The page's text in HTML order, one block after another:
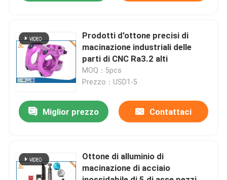
Contattaci
notizie
L'alluminio la pressofusione
Pezzi meccanici di CNC
Prodotti d'ottone precisi di
macinazione industriali delle
parti di CNC Ra3.2 alti
MOQ：5pcs
Prezzo：USD1-5
Miglior prezzo Contattaci
Ottone di alluminio di
macinazione di acciaio